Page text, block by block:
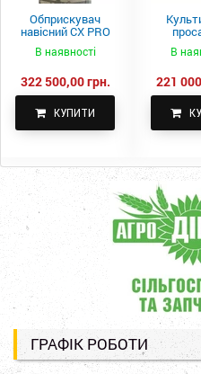
Обприскувач
навісний CX PRO
В наявності
322 500,00 грн.
КУПИТИ
КПН-
В
221
ГРАФІК РОБОТИ